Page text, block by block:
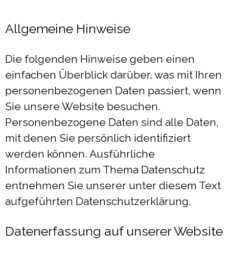
Allgemeine Hinweise
Die folgenden Hinweise geben einen
einfachen Überblick darüber, was mit Ihren
personenbezogenen Daten passiert, wenn
Sie unsere Website besuchen.
Personenbezogene Daten sind alle Daten,
mit denen Sie persönlich identifiziert
werden können. Ausführliche
Informationen zum Thema Datenschutz
entnehmen Sie unserer unter diesem Text
aufgeführten Datenschutzerklärung.
Datenerfassung auf unserer Website